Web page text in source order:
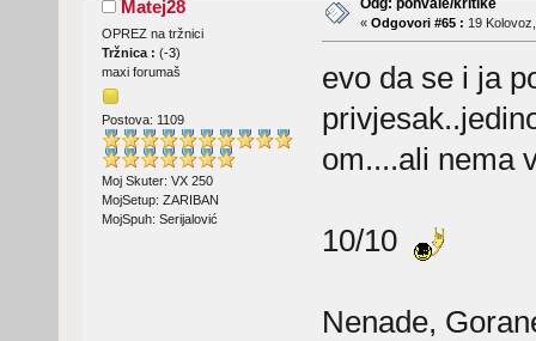
Matej28
OPREZ na tržnici
Tržnica : (-3)
maxi forumaš
Postova: 1109
Moj Skuter: VX 250
MojSetup: ZARIBAN
MojSpuh: Serijalović
« Odgovori #65 : 19
evo da se i ja
om....ali nema
10/10
Nenade,